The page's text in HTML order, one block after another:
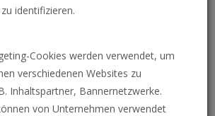
P
identifizieren.
Cookies werden verwendet, um
verschiedenen Websites zu
Inhaltspartner, Bannernetzwerke.
von Unternehmen verwendet